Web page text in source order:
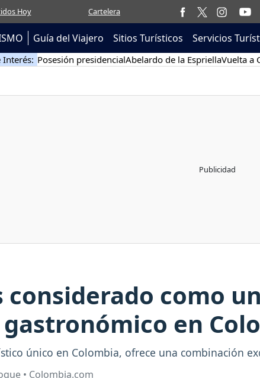
Hoy Cartelera
Guía del Viajero Sitios Turísticos Servicios
Interés: Posesión presidencialAbelardo de la EspriellaVuelta a
considerado como
en
único en Colombia, ofrece una combinación
• Colombia.com